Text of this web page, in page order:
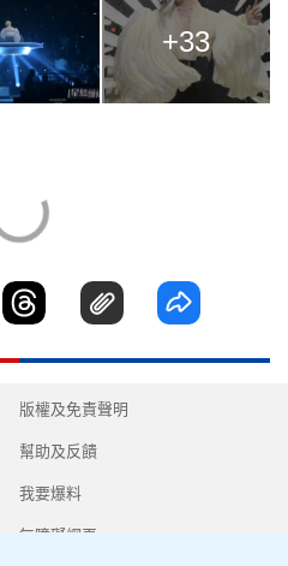
+33
版權及免責聲明
幫助及反饋
我要爆料
無障礙網頁